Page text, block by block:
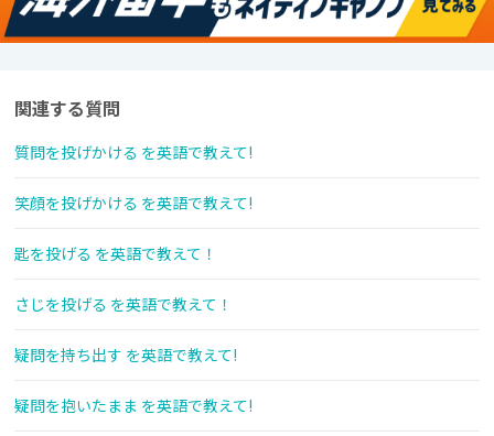
関連する質問
質問を投げかける を英語で教えて!
笑顔を投げかける を英語で教えて!
匙を投げる を英語で教えて！
さじを投げる を英語で教えて！
疑問を持ち出す を英語で教えて!
疑問を抱いたまま を英語で教えて!